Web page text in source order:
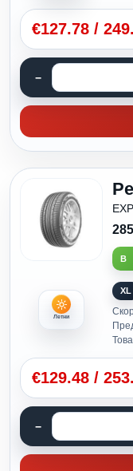
€127.78 /
Летни
B
XL
€129.48 /